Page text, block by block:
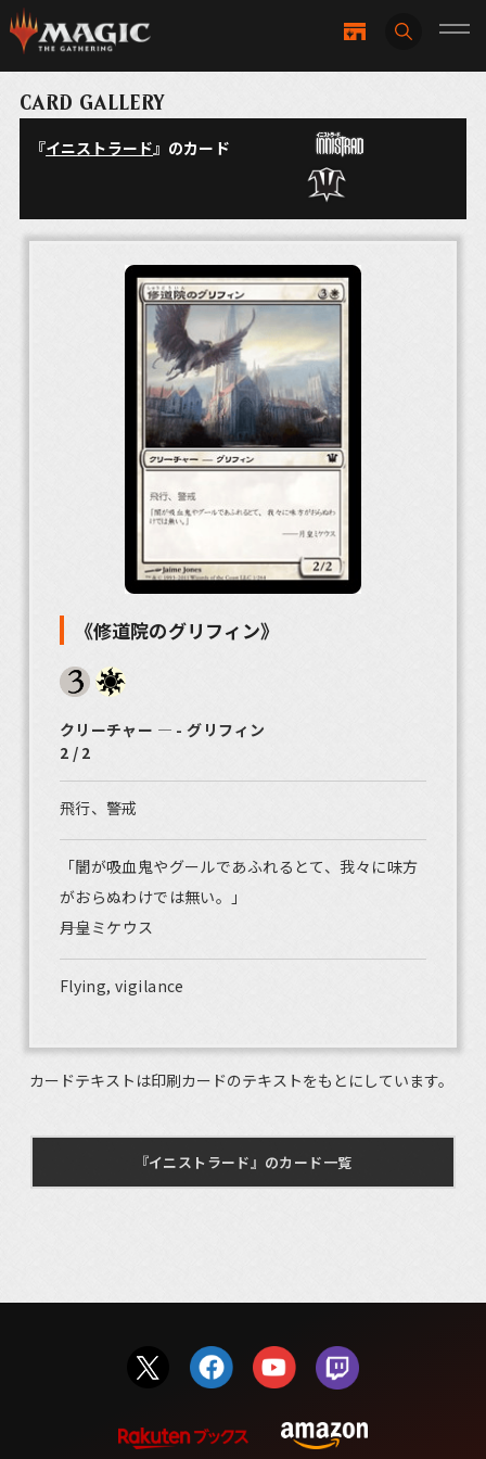
CARD GALLERY
『イニストラード』のカード
《修道院のグリフィン》
クリーチャー ― - グリフィン
2 / 2
飛行、警戒
「闇が吸血鬼やグールであふれるとて、我々に味方
がおらぬわけでは無い。」
――月皇ミケウス
Flying, vigilance
カードテキストは印刷カードのテキストをもとにしています。
『イニストラード』のカード一覧